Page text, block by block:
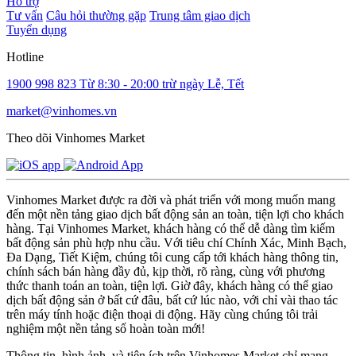
Tư vấn Câu hỏi thường gặp Trung tâm giao dịch
Tuyển dụng
Hotline
1900 998 823 Từ 8:30 - 20:00 trừ ngày Lễ, Tết
market@vinhomes.vn
Theo dõi Vinhomes Market
Vinhomes Market được ra đời và phát triển với mong muốn mang
đến một nền tảng giao dịch bất động sản an toàn, tiện lợi cho khách
hàng. Tại Vinhomes Market, khách hàng có thể dễ dàng tìm kiếm
bất động sản phù hợp nhu cầu. Với tiêu chí Chính Xác, Minh Bạch,
Đa Dạng, Tiết Kiệm, chúng tôi cung cấp tới khách hàng thông tin,
chính sách bán hàng đầy đủ, kịp thời, rõ ràng, cùng với phương
thức thanh toán an toàn, tiện lợi. Giờ đây, khách hàng có thể giao
dịch bất động sản ở bất cứ đâu, bất cứ lúc nào, với chỉ vài thao tác
trên máy tính hoặc điện thoại di động. Hãy cùng chúng tôi trải
nghiệm một nền tảng số hoàn toàn mới!